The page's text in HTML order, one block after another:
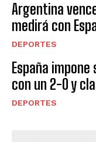
Argentina
medirá con
DEPORTES
España
con un 2-0 y
DEPORTES